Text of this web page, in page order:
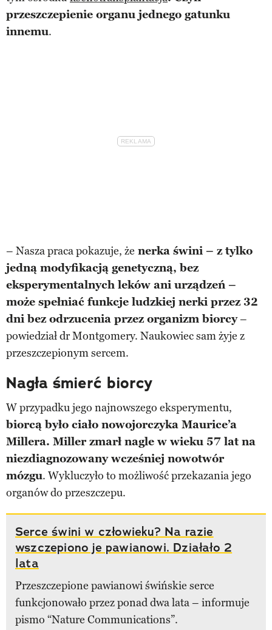
przeszczepienie organu jednego gatunku
innemu.
– Nasza praca pokazuje, że nerka świni – z tylko
jedną modyfikacją genetyczną, bez
eksperymentalnych leków ani urządzeń –
może spełniać funkcje ludzkiej nerki przez 32
dni bez odrzucenia przez organizm biorcy–
powiedział dr Montgomery. Naukowiec sam żyje z
przeszczepionym sercem.
Nagła śmierć biorcy
W przypadku jego najnowszego eksperymentu,
biorcą było ciało nowojorczyka Maurice’a
Millera. Miller zmarł nagle w wieku 57 lat na
niezdiagnozowany wcześniej nowotwór
mózgu. Wykluczyło to możliwość przekazania jego
organów do przeszczepu.
Serce świni w człowieku? Na razie
wszczepiono je pawianowi. Działało 2
lata
Przeszczepione pawianowi świńskie serce
funkcjonowało przez ponad dwa lata – informuje
pismo “Nature Communications”.